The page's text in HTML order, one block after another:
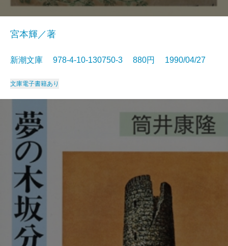
宮本輝／著
新潮文庫 978-4-10-130750-3 880円 1990/04/27
文庫電子書籍あり